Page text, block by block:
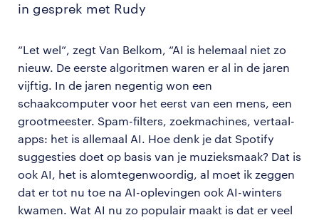
in gesprek met Rudy
“Let wel”, zegt Van Belkom, “AI is helemaal niet zo
nieuw. De eerste algoritmen waren er al in de jaren
vijftig. In de jaren negentig won een
schaakcomputer voor het eerst van een mens, een
grootmeester. Spam-filters, zoekmachines, vertaal-
apps: het is allemaal AI. Hoe denk je dat Spotify
suggesties doet op basis van je muzieksmaak? Dat is
ook AI, het is alomtegenwoordig, al moet ik zeggen
dat er tot nu toe na AI-oplevingen ook AI-winters
kwamen. Wat AI nu zo populair maakt is dat er veel